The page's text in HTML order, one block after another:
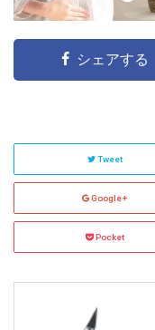
シェアする
Tweet
Google+
Pocket